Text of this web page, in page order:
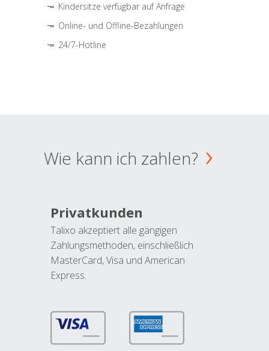
Kindersitze verfügbar auf Anfrage
Online- und Offline-Bezahlungen
24/7-Hotline
Wie kann ich zahlen?
Privatkunden
Talixo akzeptiert alle gängigen
Zahlungsmethoden, einschließlich
MasterCard, Visa und American
Express.